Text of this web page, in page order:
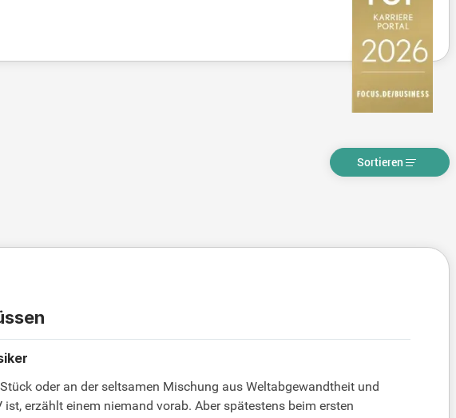
Sortieren
oder an der seltsamen Mischung aus Weltabgewandtheit und
erzählt einem niemand vorab. Aber spätestens beim ersten